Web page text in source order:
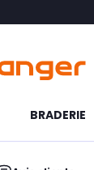
BRADERIE